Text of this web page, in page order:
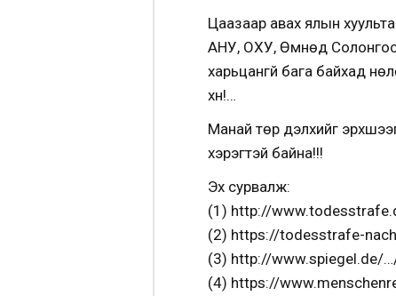
Цаазаар авах ялын
АНУ, ОХУ, Өмнөд
харьцангүй бага байхад
хүн!…
Манай төр дэлхийг
хэрэгтэй байна!!!
Эх сурвалж:
(1) http://
(2) https://todesstrafe-
(3) http://www.spiegel.de/
(4) https://